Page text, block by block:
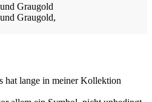
Graugold
Graugold,
lange in meiner Kollektion